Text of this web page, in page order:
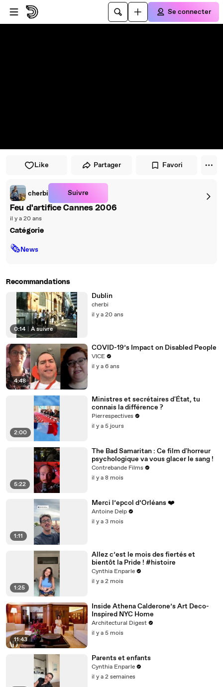
Passer au player
Passer au contenu principal
Se connecter
Like Partager Favori
cherbi Suivre
Feu d'artifice Cannes 2006
il y a 20 ans
Catégorie
🗞News
Recommandations
0:14 À suivre
Dublin
cherbi
il y a 20 ans
4:48
COVID-19’s Impact on Disabled People
VICE
il y a 6 ans
2:00
Ministres et secrétaires d'État, tu
connais la différence ?
Pierrespectives
il y a 5 jours
5:22
The Bad Samaritan : Ce film d'horreur
psychologique va vous glacer le sang !
Contrebande Films
il y a 8 mois
1:11
Merci l’epcol d’Orléans ❤️
Antoine Delp
il y a 3 mois
1:25
Allez c’est le mois des fiertés et
bientôt la Pride ! #histoire
Cynthia Enparle
il y a 2 mois
11:43
Inside Athena Calderone’s Art Deco-
Inspired NYC Home
Architectural Digest
il y a 5 mois
Parents et enfants
Cynthia Enparle
il y a 2 semaines